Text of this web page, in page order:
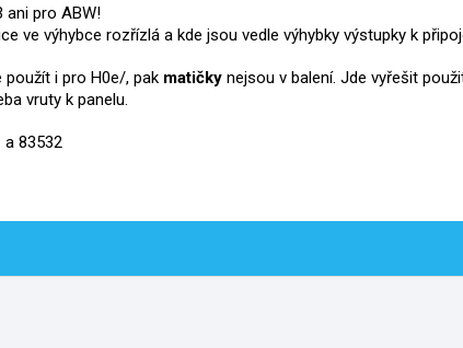
ani pro ABW!
ve výhybce rozřízlá a kde jsou vedle výhybky výstupky k
i pro H0e/, pak matičky nejsou v balení. Jde vyřešit
vruty k panelu.
a 83532